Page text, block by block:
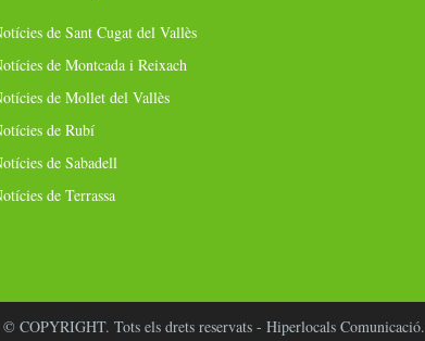
de Sant Cugat del Vallès
de Montcada i Reixach
de Mollet del Vallès
de Rubí
de Sabadell
de Terrassa
© COPYRIGHT. Tots els drets reservats - Hiperlocals Comunicació.